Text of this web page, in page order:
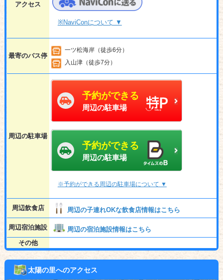
アクセス
※NaviConについて ▼
最寄のバス停
一ツ松海岸（徒歩6分）
入山津（徒歩7分）
周辺の駐車場
予約ができる
周辺の駐車場
予約ができる
周辺の駐車場
※予約ができる周辺の駐車場について ▼
周辺飲食店 周辺の子連れOKな飲食店情報はこちら
周辺宿泊施設
周辺の宿泊施設情報はこちら
その他
太陽の里へのアクセス